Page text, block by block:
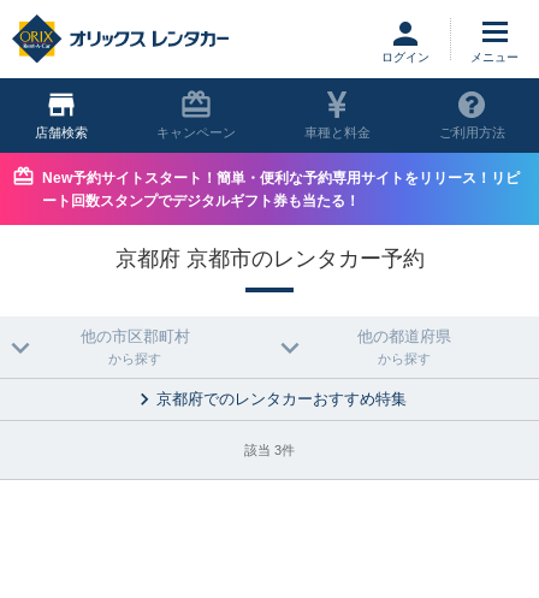
ログイン
店舗 キャンペーン 車種と料金 ご利用方法
New予約サイトスタート！簡単・便利な予約専用サイトをリリース！リピ
ート回数スタンプでデジタルギフト券も当たる！
京都府 京都市のレンタカー予約
他の市区郡町村
から探す
他の都道府県
から探す
京都府でのレンタカーおすすめ特集
該当 3件